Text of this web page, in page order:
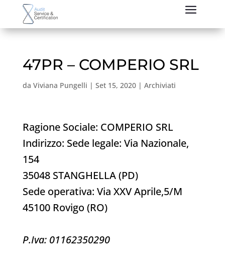
47PR – COMPERIO SRL
da Viviana Pungelli | Set 15, 2020| Archiviati
Ragione Sociale: COMPERIO SRL
Indirizzo: Sede legale: Via Nazionale,
154
35048 STANGHELLA (PD)
Sede operativa: Via XXV Aprile,5/M
45100 Rovigo (RO)
P.Iva: 01162350290